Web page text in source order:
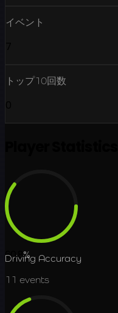
イベント
トップ10回数
60.8%
Driving Accuracy
11 events